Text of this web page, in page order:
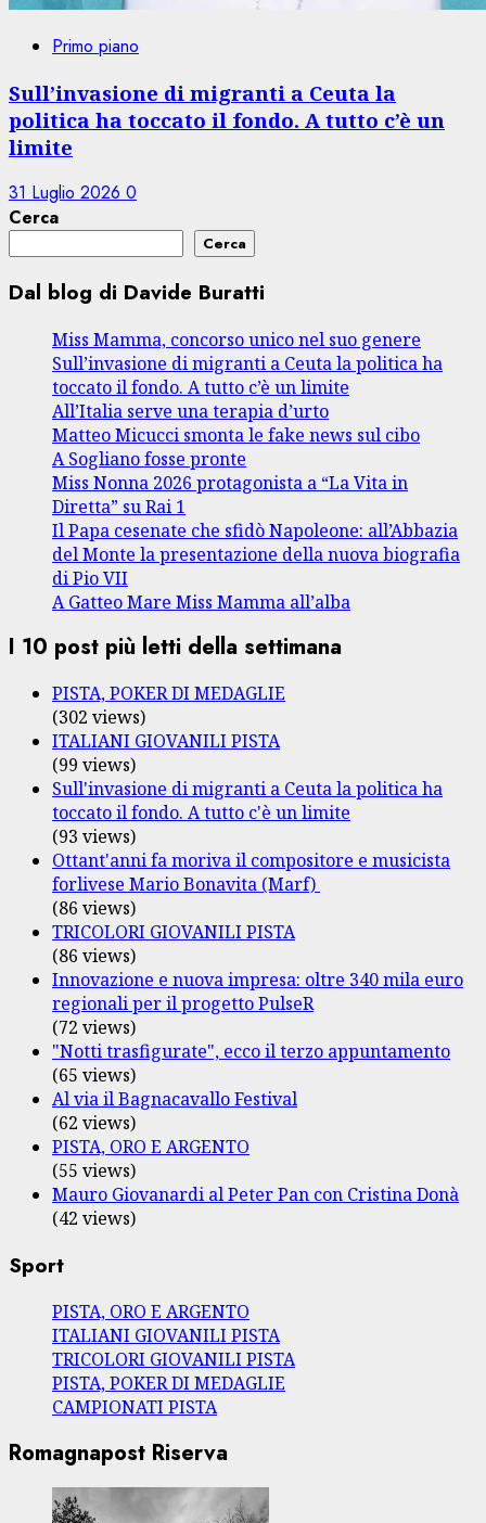
Primo piano
Sull’invasione di migranti a Ceuta la
politica ha toccato il fondo. A tutto c’è un
limite
31 Luglio 2026 0
Cerca
Cerca
Dal blog di Davide Buratti
Miss Mamma, concorso unico nel suo genere
Sull’invasione di migranti a Ceuta la politica ha
toccato il fondo. A tutto c’è un limite
All’Italia serve una terapia d’urto
Matteo Micucci smonta le fake news sul cibo
A Sogliano fosse pronte
Miss Nonna 2026 protagonista a “La Vita in
Diretta” su Rai 1
Il Papa cesenate che sfidò Napoleone: all’Abbazia
del Monte la presentazione della nuova biografia
di Pio VII
A Gatteo Mare Miss Mamma all’alba
I 10 post più letti della settimana
PISTA, POKER DI MEDAGLIE
(302 views)
ITALIANI GIOVANILI PISTA
(99 views)
Sull'invasione di migranti a Ceuta la politica ha
toccato il fondo. A tutto c'è un limite
(93 views)
Ottant'anni fa moriva il compositore e musicista
forlivese Mario Bonavita (Marf)
(86 views)
TRICOLORI GIOVANILI PISTA
(86 views)
Innovazione e nuova impresa: oltre 340 mila euro
regionali per il progetto PulseR
(72 views)
"Notti trasfigurate", ecco il terzo appuntamento
(65 views)
Al via il Bagnacavallo Festival
(62 views)
PISTA, ORO E ARGENTO
(55 views)
Mauro Giovanardi al Peter Pan con Cristina Donà
(42 views)
Sport
PISTA, ORO E ARGENTO
ITALIANI GIOVANILI PISTA
TRICOLORI GIOVANILI PISTA
PISTA, POKER DI MEDAGLIE
CAMPIONATI PISTA
Romagnapost Riserva